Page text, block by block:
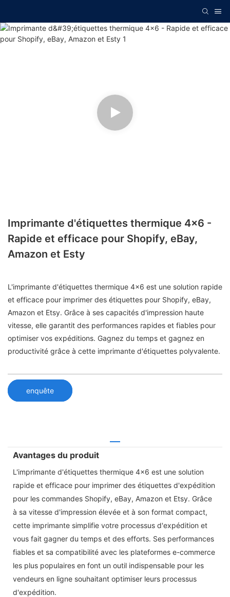
Imprimante d'étiquettes thermique 4x6 -
Rapide et efficace pour Shopify, eBay,
Amazon et Esty
L'imprimante d'étiquettes thermique 4x6 est une solution rapide
et efficace pour imprimer des étiquettes pour Shopify, eBay,
Amazon et Etsy. Grâce à ses capacités d'impression haute
vitesse, elle garantit des performances rapides et fiables pour
optimiser vos expéditions. Gagnez du temps et gagnez en
productivité grâce à cette imprimante d'étiquettes polyvalente.
enquête
Avantages du produit
L'imprimante d'étiquettes thermique 4x6 est une solution
rapide et efficace pour imprimer des étiquettes d'expédition
pour les commandes Shopify, eBay, Amazon et Etsy. Grâce
à sa vitesse d'impression élevée et à son format compact,
cette imprimante simplifie votre processus d'expédition et
vous fait gagner du temps et des efforts. Ses performances
fiables et sa compatibilité avec les plateformes e-commerce
les plus populaires en font un outil indispensable pour les
vendeurs en ligne souhaitant optimiser leurs processus
d'expédition.